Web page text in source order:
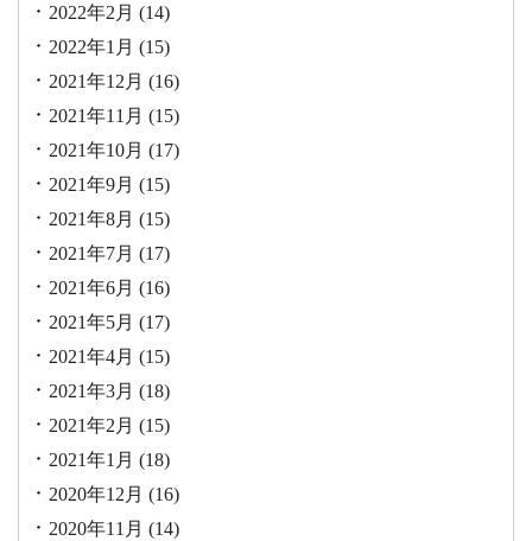
2022年2月 (14)
2022年1月 (15)
2021年12月 (16)
2021年11月 (15)
2021年10月 (17)
2021年9月 (15)
2021年8月 (15)
2021年7月 (17)
2021年6月 (16)
2021年5月 (17)
2021年4月 (15)
2021年3月 (18)
2021年2月 (15)
2021年1月 (18)
2020年12月 (16)
2020年11月 (14)